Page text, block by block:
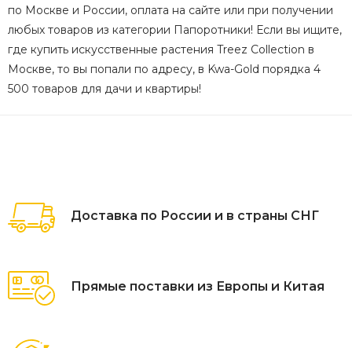
по Москве и России, оплата на сайте или при получении
любых товаров из категории Папоротники! Если вы ищите,
где купить искусственные растения Treez Collection в
Москве, то вы попали по адресу, в Kwa-Gold порядка 4
500 товаров для дачи и квартиры!
Доставка по России и в страны СНГ
Прямые поставки из Европы и Китая